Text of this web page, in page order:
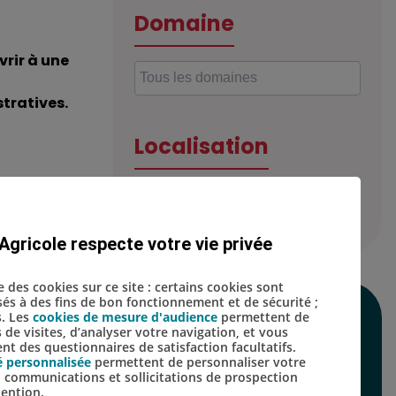
à une
Domaine
Localisation
SUIVEZ-NOUS SUR
LES RÉSEAUX
SOCIAUX
respecte votre vie privée
des cookies sur ce site : certains cookies sont
à des fins de bon fonctionnement et de sécurité ;
Les cookies de mesure d'audience permettent de
visites, d’analyser votre navigation, et vous
des questionnaires de satisfaction facultatifs.
personnalisée permettent de personnaliser votre
communications et sollicitations de prospection